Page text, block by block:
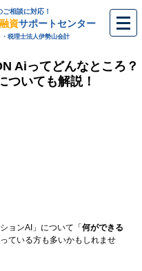
資サポートセンター
税理士法人伊勢山会計
相談に対応！
Aiってどんなところ？
ついても解説！
ョンAI」について「何ができる
っている方も多いかもしれませ